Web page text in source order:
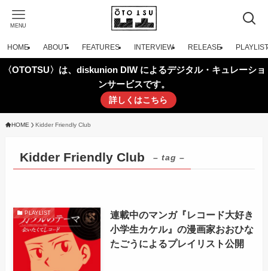
MENU
HOME ABOUT FEATURES INTERVIEW RELEASE PLAYLIST
〈OTOTSU〉は、diskunion DIW によるデジタル・キュレーショ
ンサービスです。
詳しくはこちら
HOME Kidder Friendly Club
Kidder Friendly Club – tag –
PLAYLIST
連載中のマンガ『レコード大好き
小学生カケル』の漫画家おおひな
たごうによるプレイリスト公開